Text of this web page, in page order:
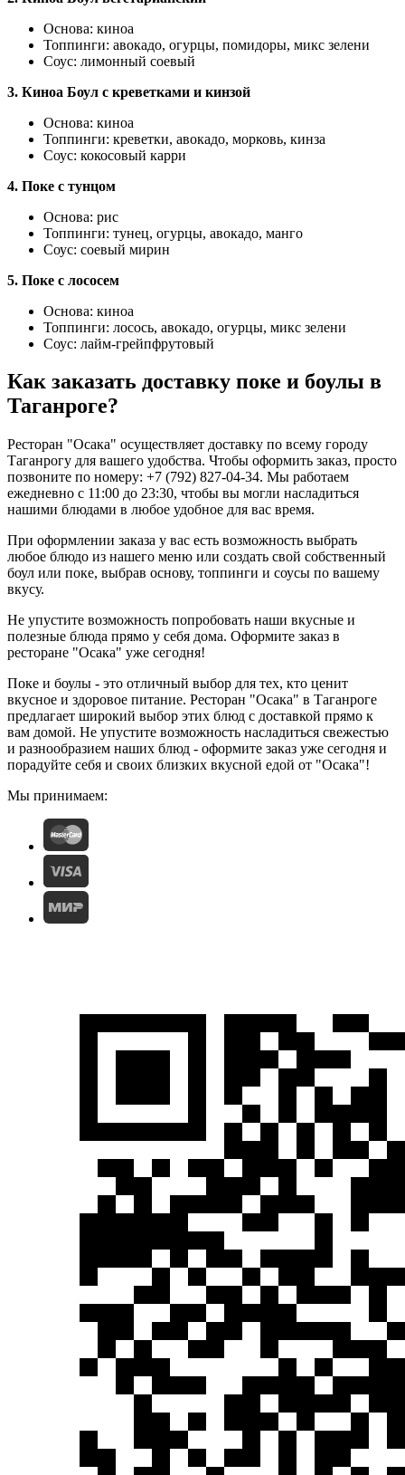
Основа: киноа
Топпинги: авокадо, огурцы, помидоры, микс зелени
Соус: лимонный соевый
3. Киноа Боул с креветками и кинзой
Основа: киноа
Топпинги: креветки, авокадо, морковь, кинза
Соус: кокосовый карри
4. Поке с тунцом
Основа: рис
Топпинги: тунец, огурцы, авокадо, манго
Соус: соевый мирин
5. Поке с лососем
Основа: киноа
Топпинги: лосось, авокадо, огурцы, микс зелени
Соус: лайм-грейпфрутовый
Как заказать доставку поке и боулы в
Таганроге?
Ресторан "Осака" осуществляет доставку по всему городу
Таганрогу для вашего удобства. Чтобы оформить заказ, просто
позвоните по номеру: +7 (792) 827-04-34. Мы работаем
ежедневно с 11:00 до 23:30, чтобы вы могли насладиться
нашими блюдами в любое удобное для вас время.
При оформлении заказа у вас есть возможность выбрать
любое блюдо из нашего меню или создать свой собственный
боул или поке, выбрав основу, топпинги и соусы по вашему
вкусу.
Не упустите возможность попробовать наши вкусные и
полезные блюда прямо у себя дома. Оформите заказ в
ресторане "Осака" уже сегодня!
Поке и боулы - это отличный выбор для тех, кто ценит
вкусное и здоровое питание. Ресторан "Осака" в Таганроге
предлагает широкий выбор этих блюд с доставкой прямо к
вам домой. Не упустите возможность насладиться свежестью
и разнообразием наших блюд - оформите заказ уже сегодня и
порадуйте себя и своих близких вкусной едой от "Осака"!
Мы принимаем: